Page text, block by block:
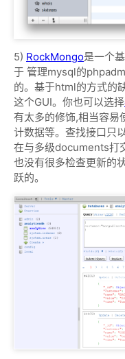
5) RockMongo是一个
于 管理mysql的
的。基于html的方式的
这个GUI。你也可以选择
有太多的修饰,相当容易
计数据等。查找接口只
在与多级documents打
也没有很多检查更新的
跃的。